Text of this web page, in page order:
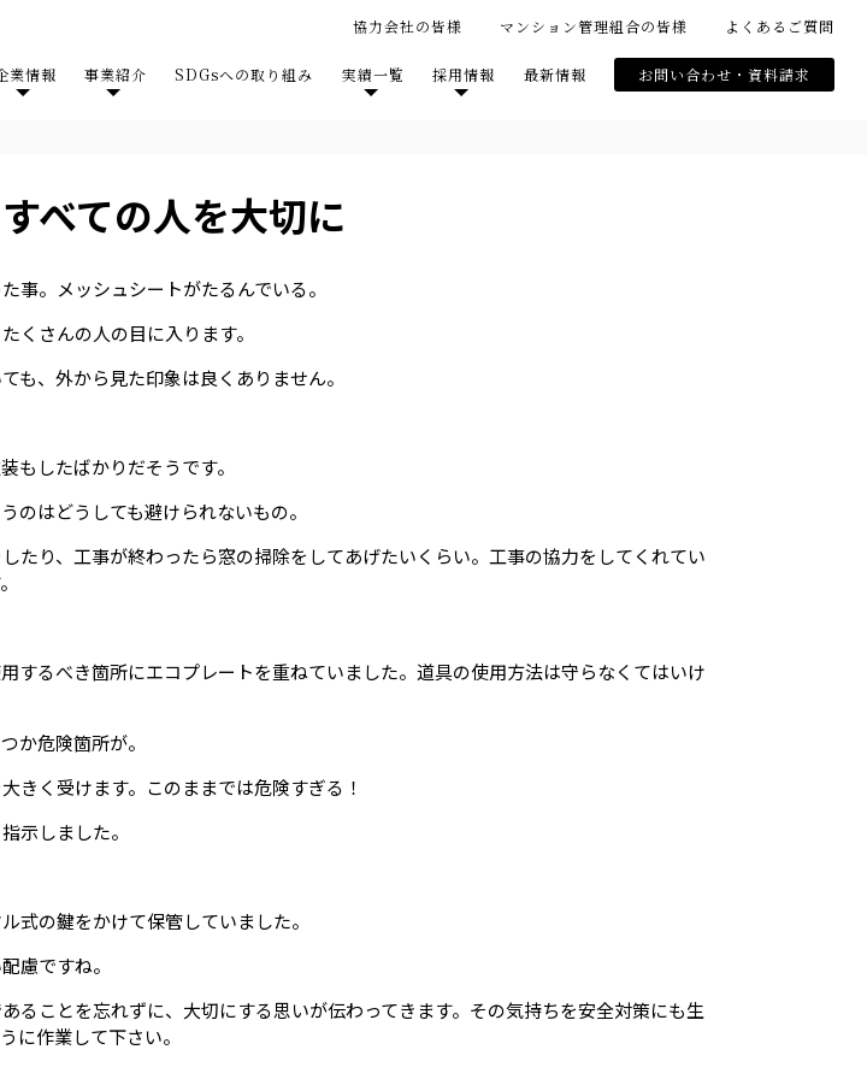
協力会社の皆様 マンション管理組合の皆様 よくあるご質問
業情報 事業紹介 SDGsへの取り組み 実績一覧 採用情報 最新情報 お問い合わせ・資料請求
べての人を大切に
事。メッシュシートがたるんでいる。
くさんの人の目に入ります。
も、外から見た印象は良くありません。
もしたばかりだそうです。
のはどうしても避けられないもの。
たり、工事が終わったら窓の掃除をしてあげたいくらい。工事の協力をしてくれてい
するべき箇所にエコプレートを重ねていました。道具の使用方法は守らなくてはいけ
か危険箇所が。
きく受けます。このままでは危険すぎる！
示しました。
式の鍵をかけて保管していました。
慮ですね。
ることを忘れずに、大切にする思いが伝わってきます。その気持ちを安全対策にも生
に作業して下さい。